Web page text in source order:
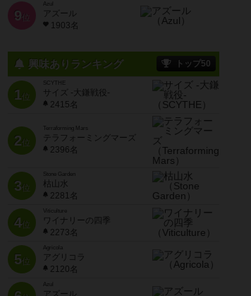
9 位
Azul
アズール
1903名
興味ありランキング トップ50
1位
SCYTHE
サイズ -大鎌戦役-
2415名
2位
Terraforming Mars
テラフォーミングマーズ
2396名
3位
Stone Garden
枯山水
2281名
4位
Viticulture
ワイナリーの四季
2273名
5位
Agricola
アグリコラ
2120名
Azul
アズール